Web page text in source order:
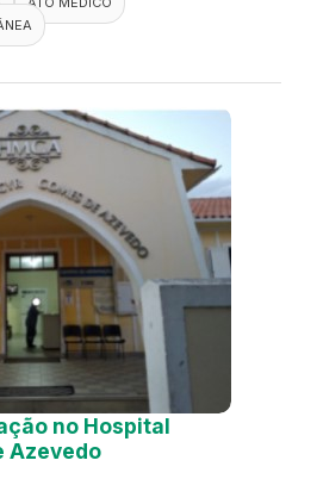
no Hospital
Azevedo